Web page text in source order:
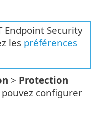
Endpoint Security
les préférences
> Protection
pouvez configurer